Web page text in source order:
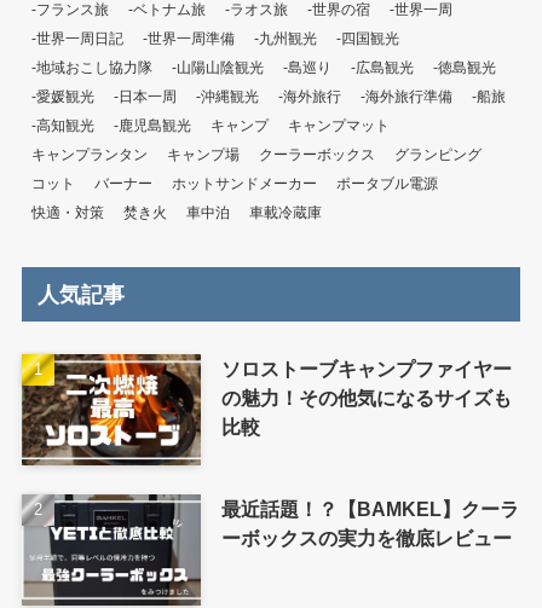
-フランス旅
-ベトナム旅 -ラオス旅 -世界の宿
-世界一周
-世界一周日記
-世界一周準備 -九州観光
-四国観光
-地域おこし協力隊
-山陽山陰観光 -島巡り -広島観光
-徳島観光
-愛媛観光
-日本一周 -沖縄観光 -海外旅行 -海外旅行準備
-船旅
-高知観光
-鹿児島観光 キャンプ
キャンプマット
キャンプランタン
キャンプ場 クーラーボックス
グランピング
コット
バーナー ホットサンドメーカー
ポータブル電源
快適・対策
焚き火 車中泊 車載冷蔵庫
人気記事
ソロストーブキャンプファイヤー
の魅力！その他気になるサイズも
比較
最近話題！？【BAMKEL】クーラ
ーボックスの実力を徹底レビュー